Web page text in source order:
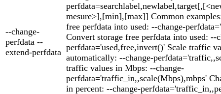
--change-
perfdata --
extend-perfdata
mesure>],[min],[max]] Common
free perfdata into used: --change-
Convert storage free perfdata into used: --
perfdata='used,free,invert()' Scale traffic
automatically: --change-
traffic values in Mbps: --change-
perfdata='traffic_in,,scale(Mbps),mbps'
in percent: --change-